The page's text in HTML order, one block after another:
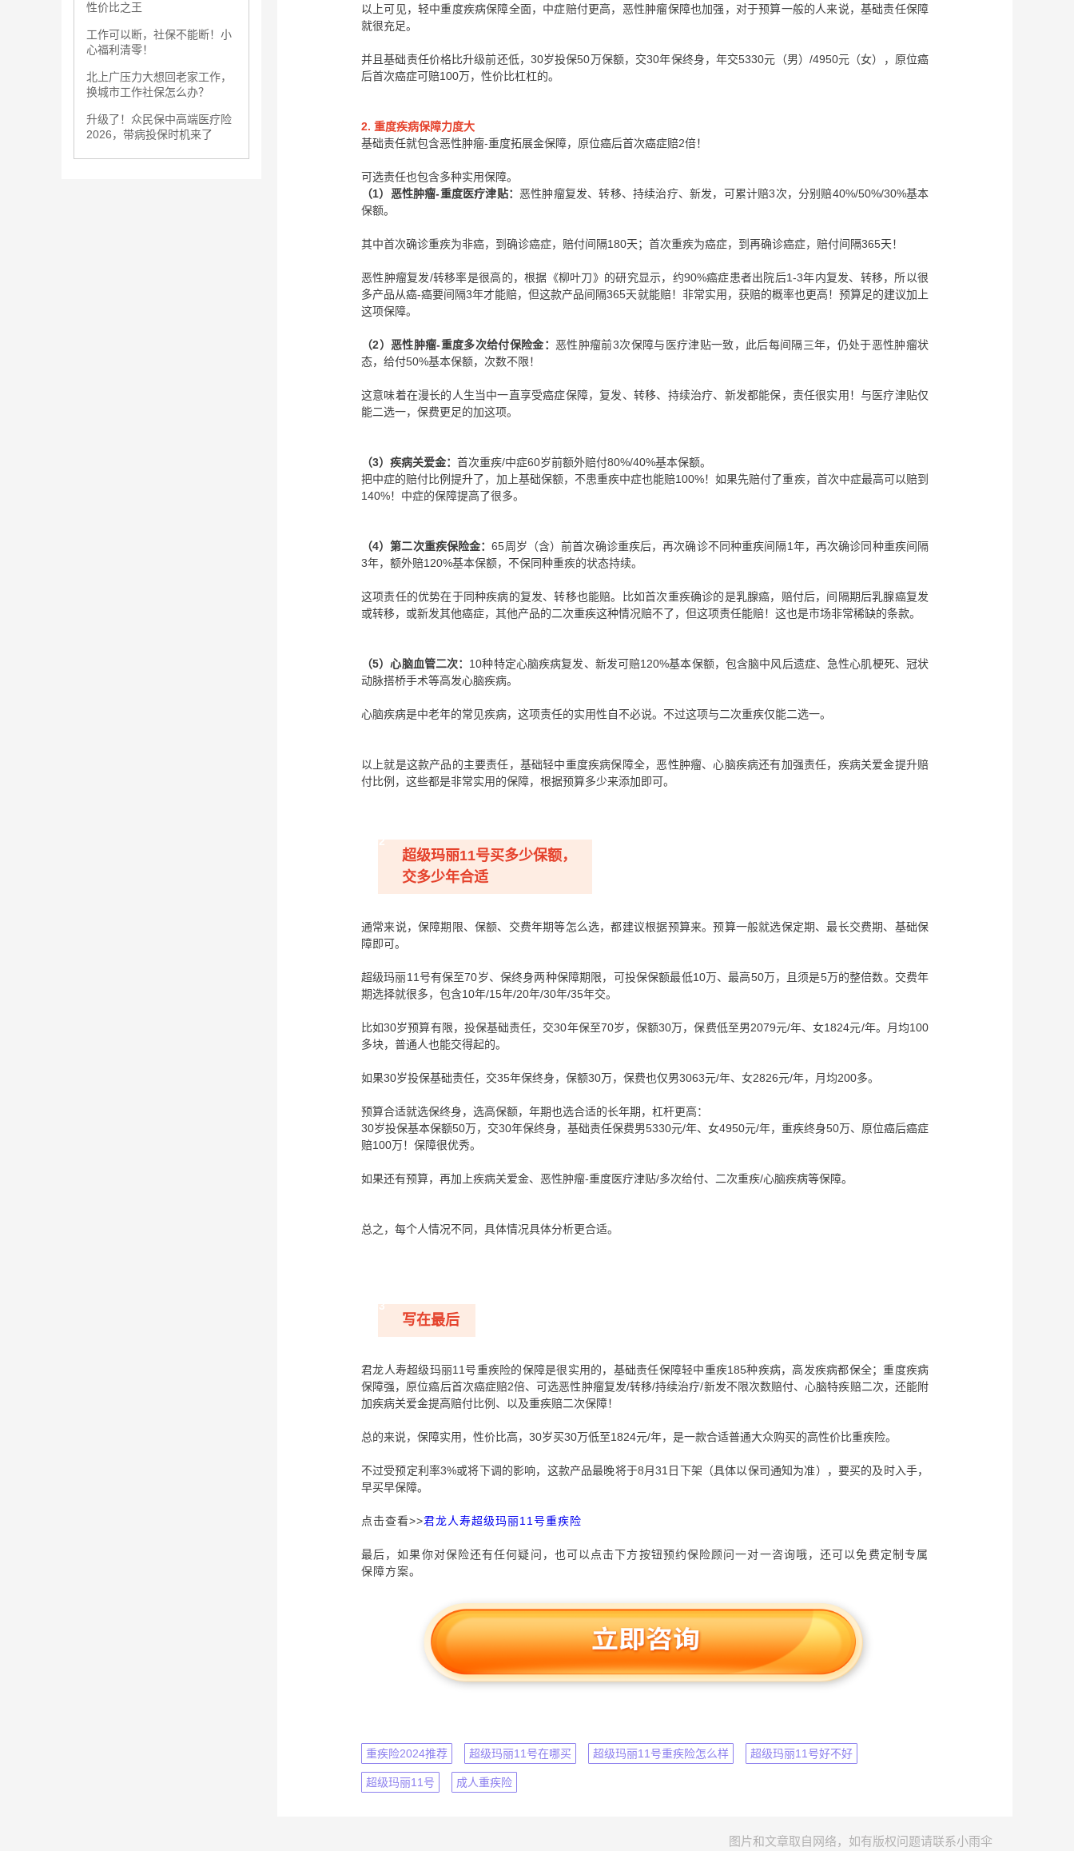
性价比之王
工作可以断，社保不能断！小
心福利清零！
北上广压力大想回老家工作，
换城市工作社保怎么办？
升级了！众民保中高端医疗险
2026，带病投保时机来了
以上可见，轻中重度疾病保障全面，中症赔付更高，恶性肿瘤保障也加强，对于预算一般的人来说，基础责任保障
就很充足。
并且基础责任价格比升级前还低，30岁投保50万保额，交30年保终身，年交5330元（男）/4950元（女），原位癌
后首次癌症可赔100万，性价比杠杠的。
2. 重度疾病保障力度大
基础责任就包含恶性肿瘤-重度拓展金保障，原位癌后首次癌症赔2倍！
可选责任也包含多种实用保障。
（1）恶性肿瘤-重度医疗津贴： 恶性肿瘤复发、转移、持续治疗、新发，可累计赔3次，分别赔40%/50%/30%基本
保额。
其中首次确诊重疾为非癌，到确诊癌症，赔付间隔180天；首次重疾为癌症，到再确诊癌症，赔付间隔365天！
恶性肿瘤复发/转移率是很高的，根据《柳叶刀》的研究显示，约90%癌症患者出院后1-3年内复发、转移，所以很
多产品从癌-癌要间隔3年才能赔，但这款产品间隔365天就能赔！非常实用，获赔的概率也更高！预算足的建议加上
这项保障。
（2）恶性肿瘤-重度多次给付保险金：恶性肿瘤前3次保障与医疗津贴一致，此后每间隔三年，仍处于恶性肿瘤状
态，给付50%基本保额，次数不限！
这意味着在漫长的人生当中一直享受癌症保障，复发、转移、持续治疗、新发都能保，责任很实用！与医疗津贴仅
能二选一，保费更足的加这项。
（3）疾病关爱金： 首次重疾/中症60岁前额外赔付80%/40%基本保额。
把中症的赔付比例提升了，加上基础保额，不患重疾中症也能赔100%！如果先赔付了重疾，首次中症最高可以赔到
140%！中症的保障提高了很多。
（4）第二次重疾保险金：65周岁（含）前首次确诊重疾后，再次确诊不同种重疾间隔1年，再次确诊同种重疾间隔
3年，额外赔120%基本保额，不保同种重疾的状态持续。
这项责任的优势在于同种疾病的复发、转移也能赔。比如首次重疾确诊的是乳腺癌，赔付后，间隔期后乳腺癌复发
或转移，或新发其他癌症，其他产品的二次重疾这种情况赔不了，但这项责任能赔！这也是市场非常稀缺的条款。
（5）心脑血管二次： 10种特定心脑疾病复发、新发可赔120%基本保额，包含脑中风后遗症、急性心肌梗死、冠状
动脉搭桥手术等高发心脑疾病。
心脑疾病是中老年的常见疾病，这项责任的实用性自不必说。不过这项与二次重疾仅能二选一。
以上就是这款产品的主要责任，基础轻中重度疾病保障全，恶性肿瘤、心脑疾病还有加强责任，疾病关爱金提升赔
付比例，这些都是非常实用的保障，根据预算多少来添加即可。
02
超级玛丽11号买多少保额，
交多少年合适
通常来说，保障期限、保额、交费年期等怎么选，都建议根据预算来。预算一般就选保定期、最长交费期、基础保
障即可。
超级玛丽11号有保至70岁、保终身两种保障期限，可投保保额最低10万、最高50万，且须是5万的整倍数。交费年
期选择就很多，包含10年/15年/20年/30年/35年交。
比如30岁预算有限，投保基础责任，交30年保至70岁，保额30万，保费低至男2079元/年、女1824元/年。月均100
多块，普通人也能交得起的。
如果30岁投保基础责任，交35年保终身，保额30万，保费也仅男3063元/年、女2826元/年，月均200多。
预算合适就选保终身，选高保额，年期也选合适的长年期，杠杆更高：
30岁投保基本保额50万，交30年保终身，基础责任保费男5330元/年、女4950元/年，重疾终身50万、原位癌后癌症
赔100万！保障很优秀。
如果还有预算，再加上疾病关爱金、恶性肿瘤-重度医疗津贴/多次给付、二次重疾/心脑疾病等保障。
总之，每个人情况不同，具体情况具体分析更合适。
03
写在最后
君龙人寿超级玛丽11号重疾险的保障是很实用的，基础责任保障轻中重疾185种疾病，高发疾病都保全；重度疾病
保障强，原位癌后首次癌症赔2倍、可选恶性肿瘤复发/转移/持续治疗/新发不限次数赔付、心脑特疾赔二次，还能附
加疾病关爱金提高赔付比例、以及重疾赔二次保障！
总的来说，保障实用，性价比高，30岁买30万低至1824元/年，是一款合适普通大众购买的高性价比重疾险。
不过受预定利率3%或将下调的影响，这款产品最晚将于8月31日下架（具体以保司通知为准），要买的及时入手，
早买早保障。
点击查看>>君龙人寿超级玛丽11号重疾险
最后，如果你对保险还有任何疑问，也可以点击下方按钮预约保险顾问一对一咨询哦，还可以免费定制专属
保障方案。
重疾险2024推荐 超级玛丽11号在哪买 超级玛丽11号重疾险怎么样 超级玛丽11号好不好
超级玛丽11号 成人重疾险
图片和文章取自网络，如有版权问题请联系小雨伞